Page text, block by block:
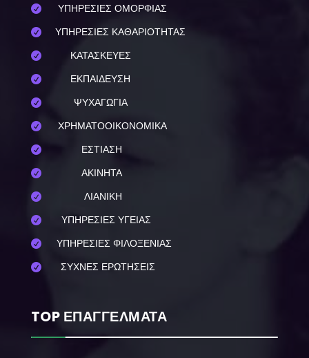
 ΥΠΗΡΕΣΙΕΣ ΟΜΟΡΦΙΑΣ
 ΥΠΗΡΕΣΙΕΣ ΚΑΘΑΡΙΟΤΗΤΑΣ
 ΚΑΤΑΣΚΕΥΕΣ
 ΕΚΠΑΙΔΕΥΣΗ
 ΨΥΧΑΓΩΓΙΑ
 ΧΡΗΜΑΤΟΟΙΚΟΝΟΜΙΚΑ
 ΕΣΤΙΑΣΗ
 ΑΚΙΝΗΤΑ
 ΛΙΑΝΙΚΗ
 ΥΠΗΡΕΣΙΕΣ ΥΓΕΙΑΣ
 ΥΠΗΡΕΣΙΕΣ ΦΙΛΟΞΕΝΙΑΣ
 ΣΥΧΝΕΣ ΕΡΩΤΗΣΕΙΣ
TOP ΕΠΑΓΓΕΛΜΑΤΑ